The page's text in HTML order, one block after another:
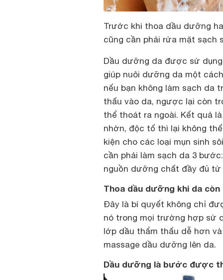
Trước khi thoa dầu dưỡng
cũng cần phải rửa mặt sạch
Dầu dưỡng da được sử
giúp nuôi dưỡng da một
nếu bạn không làm sạch da
thấu vào da, ngược lại còn
thể thoát ra ngoài. Kết quả
nhờn, độc tố thì lại không
kiện cho các loại mụn sinh
cần phải làm sạch da 3
nguồn dưỡng chất đầy đủ
Thoa dầu dưỡng khi da còn
Đây là bí quyết không chỉ
nó trong mọi trường hợp sử
lớp dầu thẩm thấu dễ hơn
massage dầu dưỡng lên da.
Dầu dưỡng là bước được